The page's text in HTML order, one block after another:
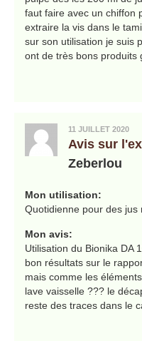
faut faire avec un chiffon
extraire la vis dans le
sur son utilisation je suis
ont de très bons produits
11 JUILLET 2020
Avis sur
Zeberlou
Mon utilisation:
Quotidienne pour des jus
Mon avis:
Utilisation du Bionika DA
bon résultats sur le
mais comme les
lave vaisselle ??? le
reste des traces dans le